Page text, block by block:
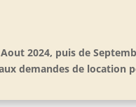
2024, puis de
demandes de location